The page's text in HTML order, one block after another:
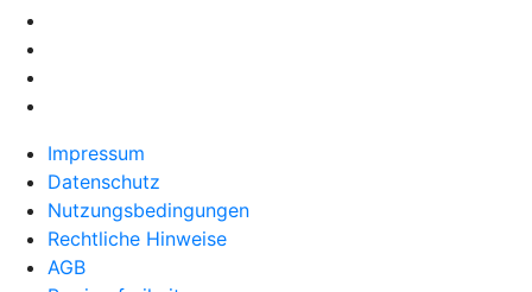
Impressum
Datenschutz
Nutzungsbedingungen
Rechtliche Hinweise
AGB